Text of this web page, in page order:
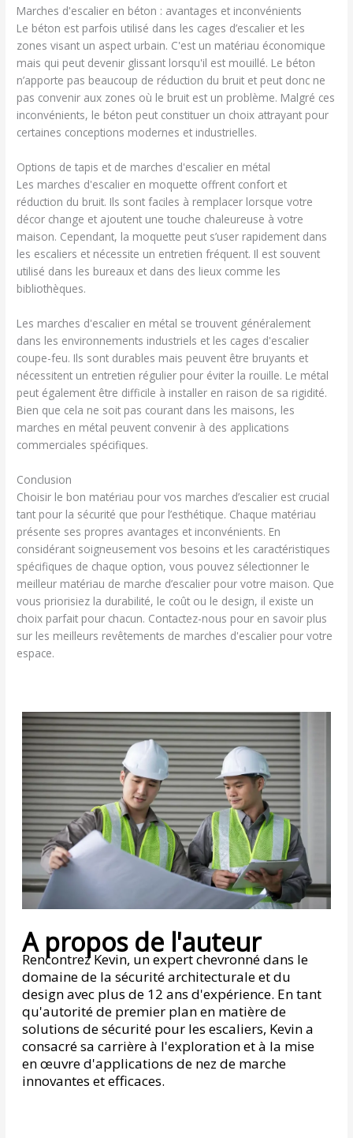
Marches d'escalier en béton : avantages et inconvénients
Le béton est parfois utilisé dans les cages d’escalier et les
zones visant un aspect urbain. C'est un matériau économique
mais qui peut devenir glissant lorsqu'il est mouillé. Le béton
n’apporte pas beaucoup de réduction du bruit et peut donc ne
pas convenir aux zones où le bruit est un problème. Malgré ces
inconvénients, le béton peut constituer un choix attrayant pour
certaines conceptions modernes et industrielles.
Options de tapis et de marches d'escalier en métal
Les marches d'escalier en moquette offrent confort et
réduction du bruit. Ils sont faciles à remplacer lorsque votre
décor change et ajoutent une touche chaleureuse à votre
maison. Cependant, la moquette peut s’user rapidement dans
les escaliers et nécessite un entretien fréquent. Il est souvent
utilisé dans les bureaux et dans des lieux comme les
bibliothèques.
Les marches d'escalier en métal se trouvent généralement
dans les environnements industriels et les cages d'escalier
coupe-feu. Ils sont durables mais peuvent être bruyants et
nécessitent un entretien régulier pour éviter la rouille. Le métal
peut également être difficile à installer en raison de sa rigidité.
Bien que cela ne soit pas courant dans les maisons, les
marches en métal peuvent convenir à des applications
commerciales spécifiques.
Conclusion
Choisir le bon matériau pour vos marches d’escalier est crucial
tant pour la sécurité que pour l’esthétique. Chaque matériau
présente ses propres avantages et inconvénients. En
considérant soigneusement vos besoins et les caractéristiques
spécifiques de chaque option, vous pouvez sélectionner le
meilleur matériau de marche d’escalier pour votre maison. Que
vous priorisiez la durabilité, le coût ou le design, il existe un
choix parfait pour chacun. Contactez-nous pour en savoir plus
sur les meilleurs revêtements de marches d'escalier pour votre
espace.
A propos de l'auteur
Rencontrez Kevin, un expert chevronné dans le
domaine de la sécurité architecturale et du
design avec plus de 12 ans d'expérience. En tant
qu'autorité de premier plan en matière de
solutions de sécurité pour les escaliers, Kevin a
consacré sa carrière à l'exploration et à la mise
en œuvre d'applications de nez de marche
innovantes et efficaces.